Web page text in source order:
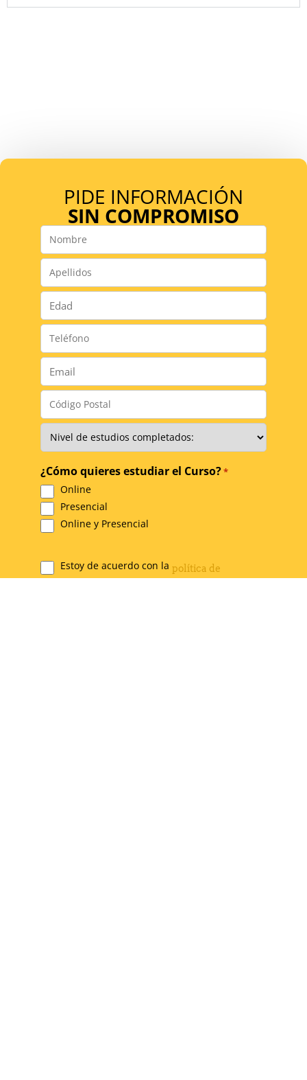
PIDE INFORMACIÓN
SIN COMPROMISO
Nombre
Apellidos
Número
Teléfono
Email
Código
Postal
*
Nivel
de
Estudios
*
¿Cómo quieres estudiar el Curso?*
Online
Presencial
Online y Presencial
Legal
Estoy de acuerdo con la política de
y .